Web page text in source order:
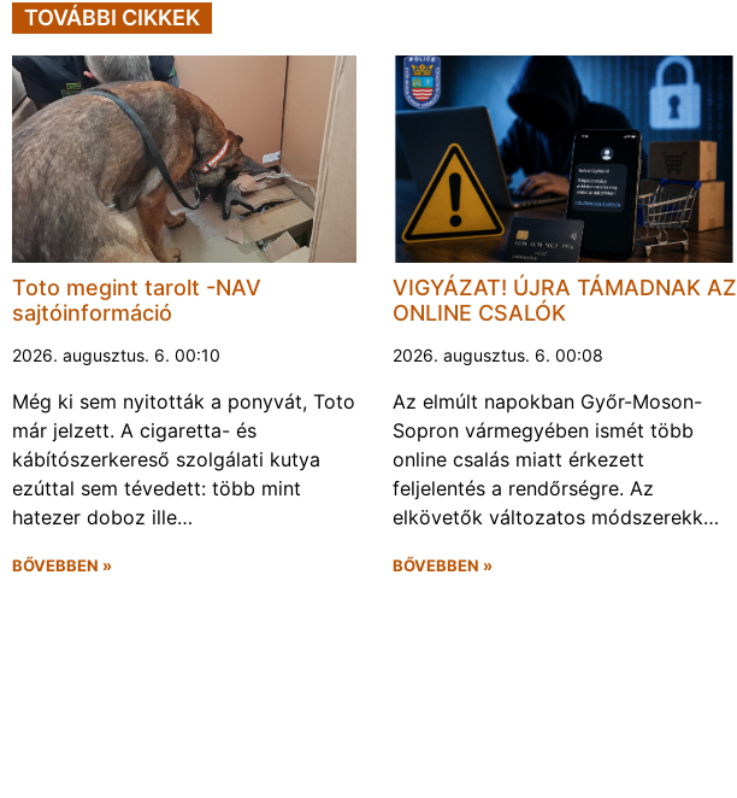
TOVÁBBI CIKKEK
Toto megint tarolt -NAV
sajtóinformáció
2026. augusztus. 6. 00:10
Még ki sem nyitották a ponyvát, Toto
már jelzett. A cigaretta- és
kábítószerkereső szolgálati kutya
ezúttal sem tévedett: több mint
hatezer doboz ille…
BŐVEBBEN »
VIGYÁZAT! ÚJRA TÁMADNAK AZ
ONLINE CSALÓK
2026. augusztus. 6. 00:08
Az elmúlt napokban Győr-Moson-
Sopron vármegyében ismét több
online csalás miatt érkezett
feljelentés a rendőrségre. Az
elkövetők változatos módszerekk…
BŐVEBBEN »